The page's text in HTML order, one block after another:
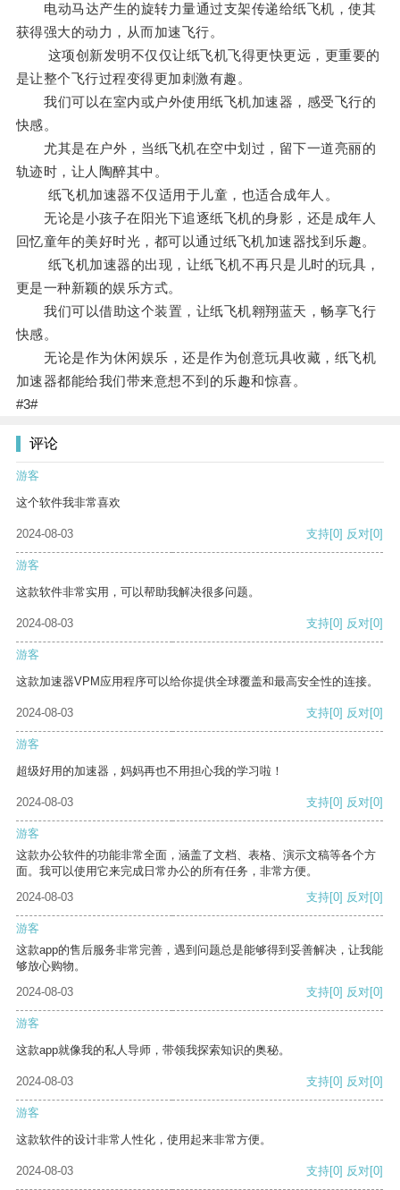
电动马达产生的旋转力量通过支架传递给纸飞机，使其
获得强大的动力，从而加速飞行。
这项创新发明不仅仅让纸飞机飞得更快更远，更重要的
是让整个飞行过程变得更加刺激有趣。
我们可以在室内或户外使用纸飞机加速器，感受飞行的
快感。
尤其是在户外，当纸飞机在空中划过，留下一道亮丽的
轨迹时，让人陶醉其中。
纸飞机加速器不仅适用于儿童，也适合成年人。
无论是小孩子在阳光下追逐纸飞机的身影，还是成年人
回忆童年的美好时光，都可以通过纸飞机加速器找到乐趣。
纸飞机加速器的出现，让纸飞机不再只是儿时的玩具，
更是一种新颖的娱乐方式。
我们可以借助这个装置，让纸飞机翱翔蓝天，畅享飞行
快感。
无论是作为休闲娱乐，还是作为创意玩具收藏，纸飞机
加速器都能给我们带来意想不到的乐趣和惊喜。
#3#
评论
游客
这个软件我非常喜欢
2024-08-03 支持[0] 反对[0]
游客
这款软件非常实用，可以帮助我解决很多问题。
2024-08-03 支持[0] 反对[0]
游客
这款加速器VPM应用程序可以给你提供全球覆盖和最高安全性的连接。
2024-08-03 支持[0] 反对[0]
游客
超级好用的加速器，妈妈再也不用担心我的学习啦！
2024-08-03 支持[0] 反对[0]
游客
这款办公软件的功能非常全面，涵盖了文档、表格、演示文稿等各个方
面。我可以使用它来完成日常办公的所有任务，非常方便。
2024-08-03
支持[0] 反对[0]
游客
这款app的售后服务非常完善，遇到问题总是能够得到妥善解决，让我能
够放心购物。
2024-08-03
支持[0] 反对[0]
游客
这款app就像我的私人导师，带领我探索知识的奥秘。
2024-08-03 支持[0] 反对[0]
游客
这款软件的设计非常人性化，使用起来非常方便。
2024-08-03 支持[0] 反对[0]